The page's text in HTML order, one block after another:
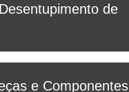
de
e Componentes